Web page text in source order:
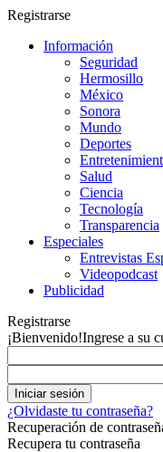
Registrarse
Información
Seguridad
Hermosillo
México
Sonora
Mundo
Deportes
Salud
Ciencia
Tecnología
Transparencia
Especiales
Entrevistas
Videopodcast
Publicidad
Registrarse
¡Bienvenido!Ingrese a su
¿Olvidaste tu contraseña?
Recuperación de
Recupera tu contraseña